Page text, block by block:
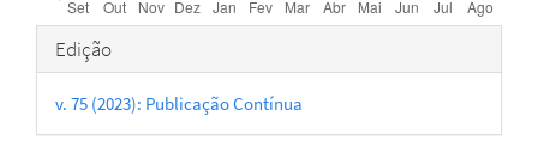
Detalhes
do
artigo
Edição
v. 75 (2023): Publicação Contínua